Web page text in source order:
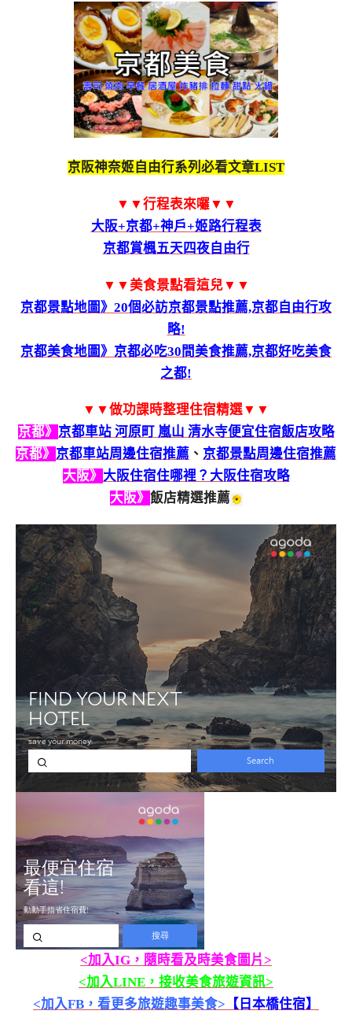
京阪神奈姬自由行系列必看文章LIST
▼▼行程表來囉▼▼
大阪+京都+神戶+姬路行程表
京都賞楓五天四夜自由行
▼▼美食景點看這兒▼▼
京都景點地圖》20個必訪京都景點推薦,京都自由行攻
略!
京都美食地圖》京都必吃30間美食推薦,京都好吃美食
之都!
▼▼做功課時整理住宿精選▼▼
京都》 京都車站 河原町 嵐山 清水寺便宜住宿飯店攻略
京都》 京都車站周邊住宿推薦 、 京都景點周邊住宿推薦
大阪》 大阪住宿住哪裡？大阪住宿攻略
大阪》 飯店精選推薦
<加入IG，隨時看及時美食圖片>
<加入LINE，接收美食旅遊資訊>
<加入FB，看更多旅遊趣事美食> 【日本橋住宿】